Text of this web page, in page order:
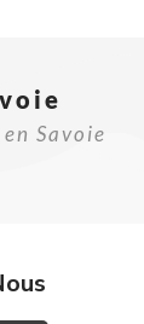
Savoie